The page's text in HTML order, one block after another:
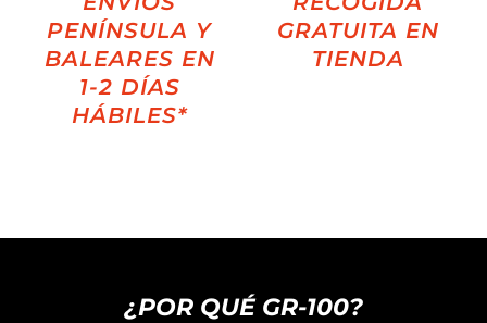
PENÍNSULA Y
BALEARES EN
1-2 DÍAS
HÁBILES*
GRATUITA EN
TIENDA
¿POR QUÉ GR-100?